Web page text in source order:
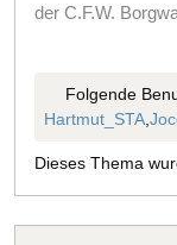
der C.F.W.
Folgende
Hartmut_STA,
Dieses Thema